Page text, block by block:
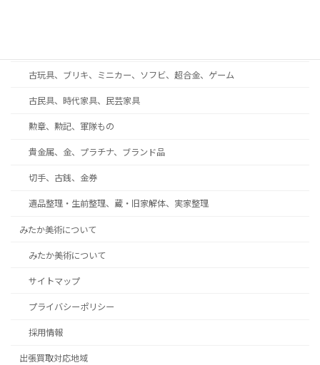
古玩具、ブリキ、ミニカー、ソフビ、超合金、ゲーム
古民具、時代家具、民芸家具
勲章、勲記、軍隊もの
貴金属、金、プラチナ、ブランド品
切手、古銭、金券
遺品整理・生前整理、蔵・旧家解体、実家整理
みたか美術について
みたか美術について
サイトマップ
プライバシーポリシー
採用情報
出張買取対応地域